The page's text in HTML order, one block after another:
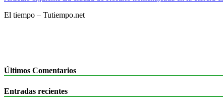
El tiempo – Tutiempo.net
Últimos Comentarios
Entradas recientes